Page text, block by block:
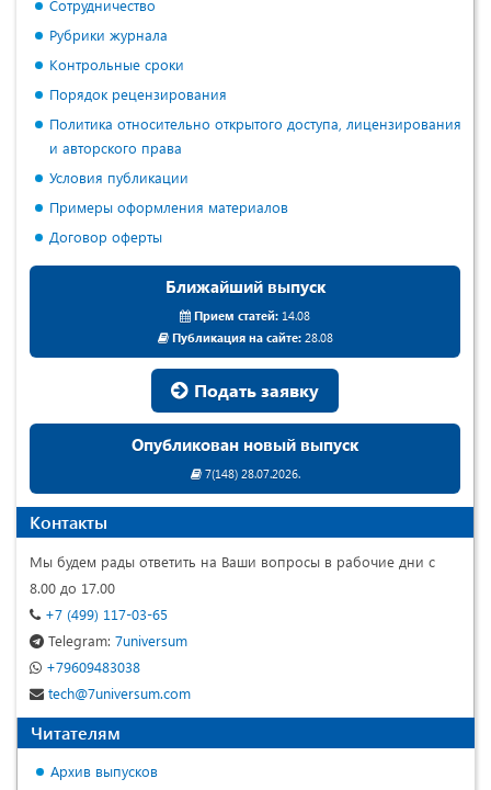
Сотрудничество
Рубрики журнала
Контрольные сроки
Порядок рецензирования
Политика относительно открытого доступа, лицензирования
и авторского права
Условия публикации
Примеры оформления материалов
Договор оферты
Ближайший выпуск
Прием статей: 14.08
Публикация на сайте:28.08
Подать заявку
Опубликован новый выпуск
7(148) 28.07.2026.
Контакты
Мы будем рады ответить на Ваши вопросы в рабочие дни с
8.00 до 17.00
+7 (499) 117-03-65
Telegram: 7universum
+79609483038
tech@7universum.com
Читателям
Архив выпусков